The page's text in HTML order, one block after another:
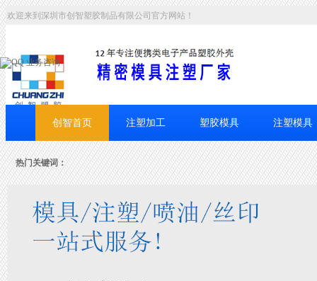
欢迎来到深圳市创智塑胶制品有限公司官方网站！
创智首页 注塑加工 塑胶模具 注塑模具
联系创智
热门关键词：
业务咨询